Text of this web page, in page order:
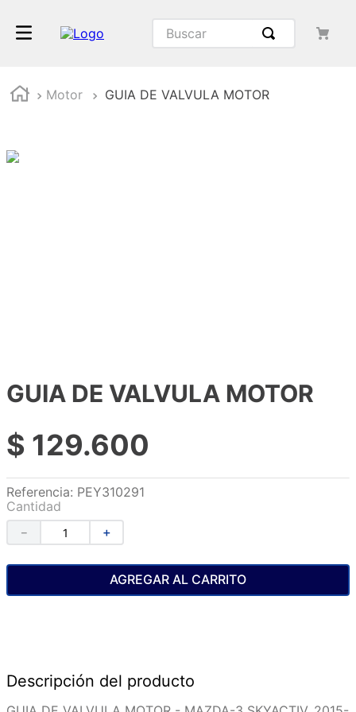
Motor GUIA DE VALVULA MOTOR
GUIA DE VALVULA MOTOR
$ 129.600
Referencia: PEY310291
Cantidad
＋
－
AGREGAR AL CARRITO
Descripción del producto